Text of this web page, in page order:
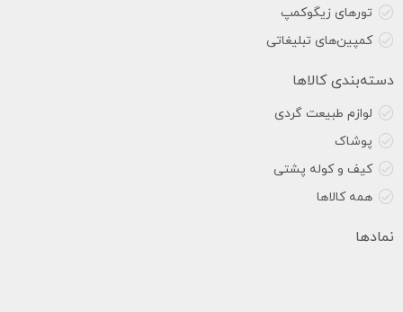
تورهای زیگوکمپ
کمپین‌های تبلیغاتی
دسته‌بندی کالاها
لوازم طبیعت گردی
پوشاک
کیف و کوله پشتی
همه کالاها
نمادها